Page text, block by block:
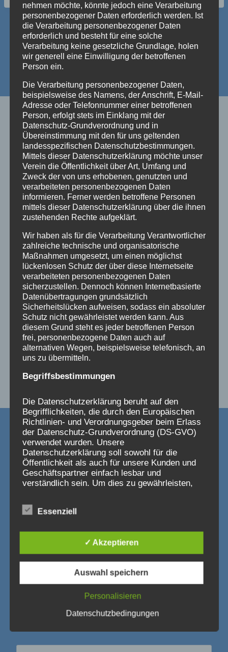
Beitragsnavigation
ZURÜCK
Der Fastnachtszug
2019 als Bildergalerie
Kartenvorverkauf für
Ähnliche Beiträge
Das war der Tanz in den Mai 2017
Von Thilo Becker 1. Mai 2017
Schreibe einen Kommentar
Deine E-Mail-Adresse wird nicht veröffentlicht.
Erforderliche Felder sind mit*markiert
nehmen möchte, könnte jedoch eine Verarbeitung
personenbezogener Daten erforderlich werden. Ist
die Verarbeitung personenbezogener Daten
erforderlich und besteht für eine solche
Verarbeitung keine gesetzliche Grundlage, holen
wir generell eine Einwilligung der betroffenen
Person ein.
Die Verarbeitung personenbezogener Daten,
beispielsweise des Namens, der Anschrift, E-Mail-
Adresse oder Telefonnummer einer betroffenen
Person, erfolgt stets im Einklang mit der
Datenschutz-Grundverordnung und in
Übereinstimmung mit den für uns geltenden
landesspezifischen Datenschutzbestimmungen.
Mittels dieser Datenschutzerklärung möchte unser
Verein die Öffentlichkeit über Art, Umfang und
Zweck der von uns erhobenen, genutzten und
verarbeiteten personenbezogenen Daten
informieren. Ferner werden betroffene Personen
mittels dieser Datenschutzerklärung über die ihnen
zustehenden Rechte aufgeklärt.
Wir haben als für die Verarbeitung Verantwortlicher
zahlreiche technische und organisatorische
Maßnahmen umgesetzt, um einen möglichst
lückenlosen Schutz der über diese Internetseite
verarbeiteten personenbezogenen Daten
sicherzustellen. Dennoch können Internetbasierte
Datenübertragungen grundsätzlich
Sicherheitslücken aufweisen, sodass ein absoluter
Schutz nicht gewährleistet werden kann. Aus
diesem Grund steht es jeder betroffenen Person
frei, personenbezogene Daten auch auf
alternativen Wegen, beispielsweise telefonisch, an
uns zu übermitteln.
Begriffsbestimmungen
Die Datenschutzerklärung beruht auf den
Begrifflichkeiten, die durch den Europäischen
Richtlinien- und Verordnungsgeber beim Erlass
der Datenschutz-Grundverordnung (DS-GVO)
verwendet wurden. Unsere
Datenschutzerklärung soll sowohl für die
Öffentlichkeit als auch für unsere Kunden und
Geschäftspartner einfach lesbar und
verständlich sein. Um dies zu gewährleisten,
Begrifflichkeiten erläutern.
unter anderem die folgenden Begriffe:
a) personenbezogene Daten
Personenbezogene Daten sind alle
Informationen, die sich auf eine identifizierte
oder identifizierbare natürliche Person (im
Folgenden „betroffene Person") beziehen.
Essenziell
✓ Akzeptieren
Auswahl speichern
Personalisieren
Datenschutzbedingungen